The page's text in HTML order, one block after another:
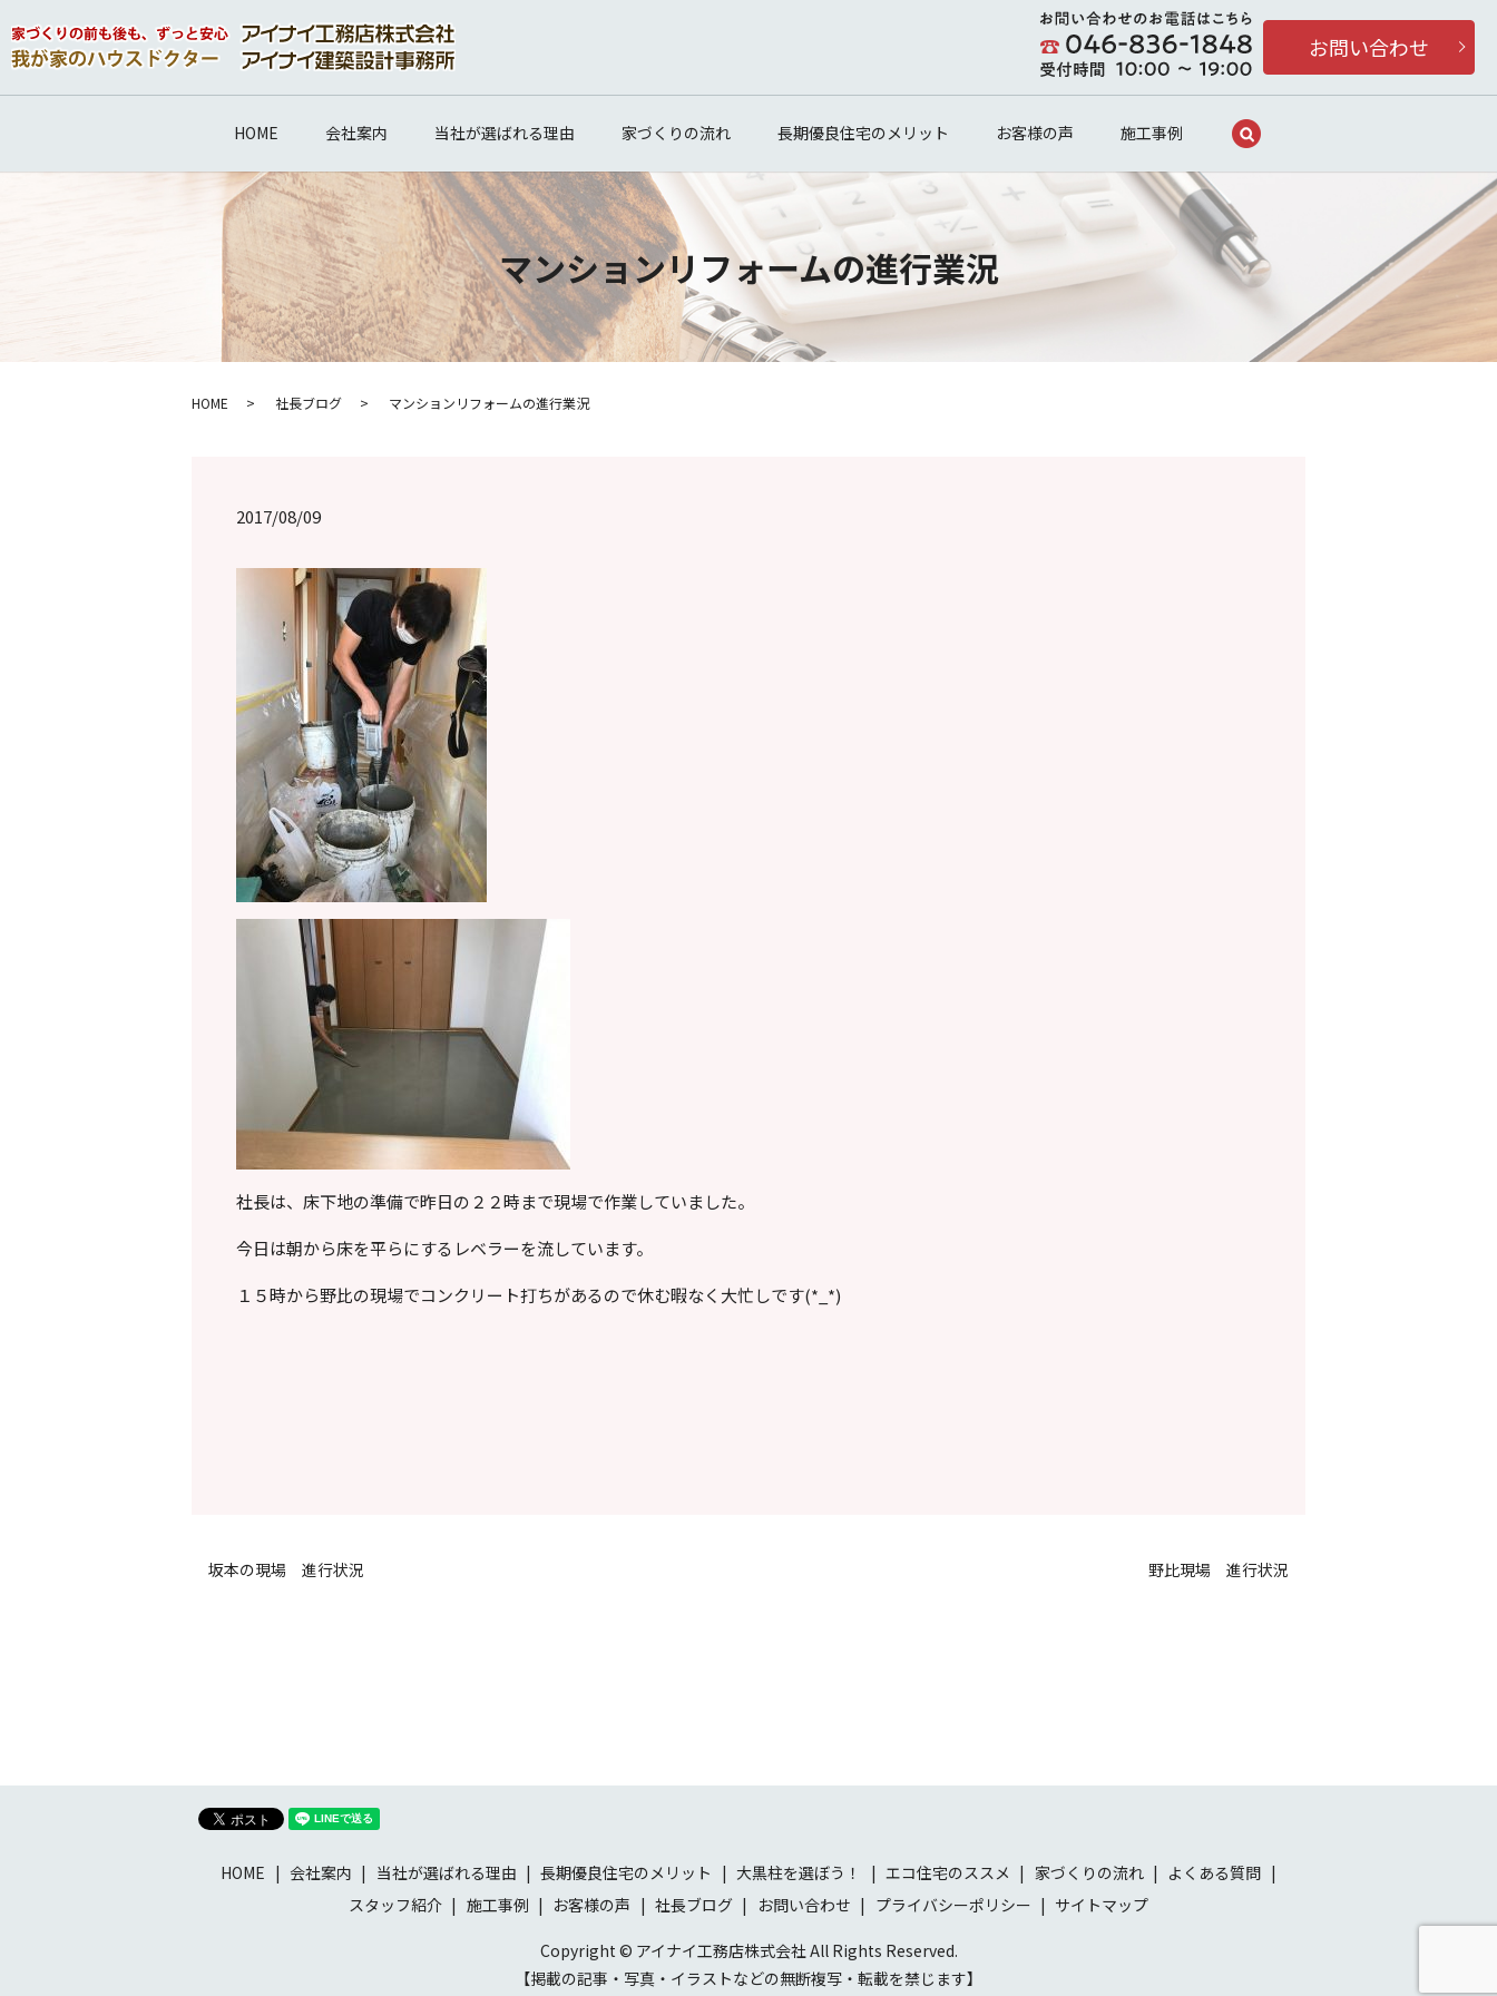
HOME 会社案内 当社が選ばれる理由 家づくりの流れ 長期優良住宅のメリット お客様の声 施工事例
お問い合わせ
マンションリフォームの進行業況
HOME 社長ブログ マンションリフォームの進行業況
2017/08/09
社長は、床下地の準備で昨日の２２時まで現場で作業していました。
今日は朝から床を平らにするレベラーを流しています。
１５時から野比の現場でコンクリート打ちがあるので休む暇なく大忙しです(*_*)
坂本の現場 進行状況 野比現場 進行状況
HOME 会社案内 当社が選ばれる理由 長期優良住宅のメリット 大黒柱を選ぼう！ エコ住宅のススメ 家づくりの流れ
よくある質問
スタッフ紹介
施工事例 お客様の声 社長ブログ お問い合わせ プライバシーポリシー サイトマップ
Copyright © アイナイ工務店株式会社 All Rights Reserved.
【掲載の記事・写真・イラストなどの無断複写・転載を禁じます】